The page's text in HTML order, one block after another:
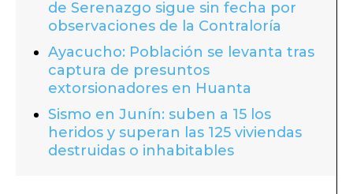
de Serenazgo sigue sin fecha por
observaciones de la Contraloría
Ayacucho: Población se levanta tras
captura de presuntos
extorsionadores en Huanta
Sismo en Junín: suben a 15 los
heridos y superan las 125 viviendas
destruidas o inhabitables